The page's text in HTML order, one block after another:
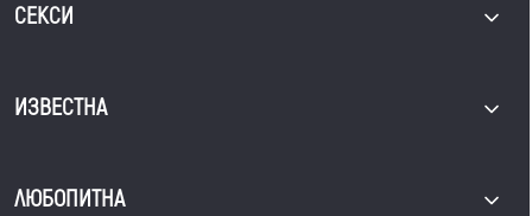
СЕКСИ
ИЗВЕСТНА
ЛЮБОПИТНА